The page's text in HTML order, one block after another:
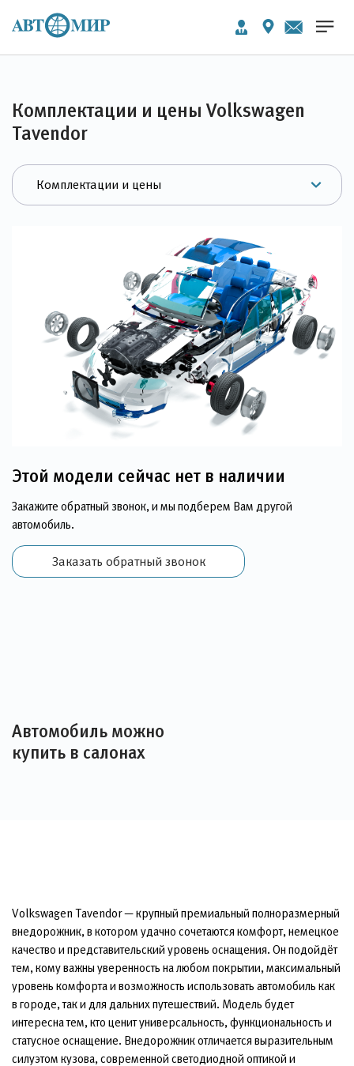
Комплектации и цены Volkswagen
Tavendor
Этой модели сейчас нет в наличии
Закажите обратный звонок, и мы подберем Вам другой
автомобиль.
Заказать обратный звонок
Автомобиль можно
купить в салонах
Volkswagen Tavendor — крупный премиальный полноразмерный
внедорожник, в котором удачно сочетаются комфорт, немецкое
качество и представительский уровень оснащения. Он подойдёт
тем, кому важны уверенность на любом покрытии, максимальный
уровень комфорта и возможность использовать автомобиль как
в городе, так и для дальних путешествий. Модель будет
интересна тем, кто ценит универсальность, функциональность и
статусное оснащение. Внедорожник отличается выразительным
силуэтом кузова, современной светодиодной оптикой и